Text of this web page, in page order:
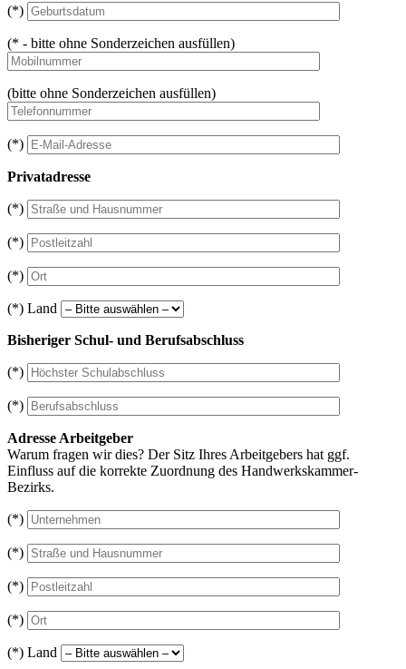
(*)
(* - bitte ohne Sonderzeichen ausfüllen)
(bitte ohne Sonderzeichen ausfüllen)
(*)
Privatadresse
(*)
(*)
(*)
(*) Land
Bisheriger Schul- und Berufsabschluss
(*)
(*)
Adresse Arbeitgeber
Warum fragen wir dies? Der Sitz Ihres Arbeitgebers hat ggf.
Einfluss auf die korrekte Zuordnung des Handwerkskammer-
Bezirks.
(*)
(*)
(*)
(*)
(*) Land